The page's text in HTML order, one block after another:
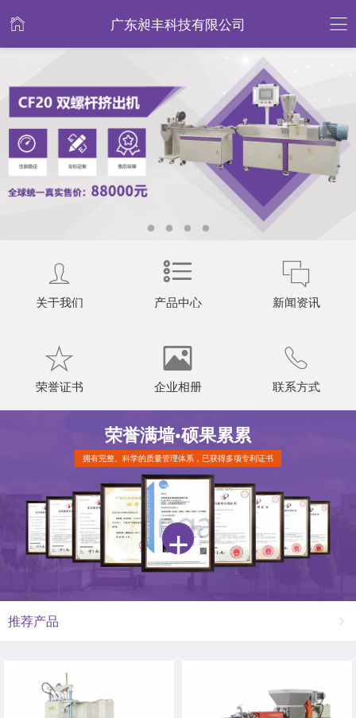
广东昶丰科技有限公司
关于我们 产品中心 新闻资讯
荣誉证书 企业相册 联系方式
荣誉满墙•硕果累累
拥有完整、科学的质量管理体系，已获得多项专利证书
推荐产品